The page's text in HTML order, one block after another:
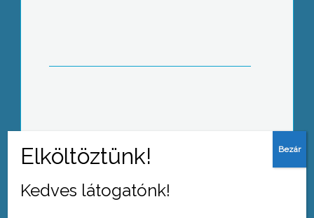
Róbert Főiskola frissen végzett
hallgatói
Kedves látogatónk!